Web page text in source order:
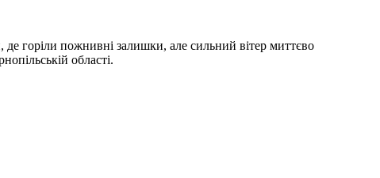
де горіли пожнивні залишки, але сильний вітер миттєво
області.